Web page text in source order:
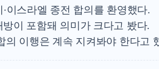
이스라엘 종전 합의를 환영했다.
이 포함돼 의미가 크다고 봤다.
의 이행은 계속 지켜봐야 한다고